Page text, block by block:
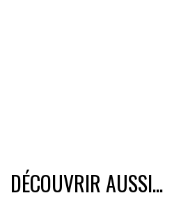
DÉCOUVRIR AUSSI...